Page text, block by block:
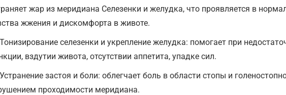
жар из меридиана Селезенки и желудка, что проявляется в
жжения и дискомфорта в животе.
Тонизирование селезенки и укрепление желудка: помогает при
вздутии живота, отсутствии аппетита, упадке сил.
Устранение застоя и боли: облегчает боль в области стопы и
проходимости меридиана.